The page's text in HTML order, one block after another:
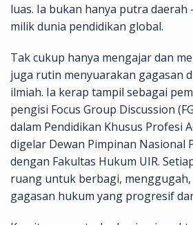
luas. Ia bukan hanya putra
milik dunia pendidikan global.
Tak cukup hanya mengajar dan
juga rutin menyuarakan gagasan
ilmiah. Ia kerap tampil sebagai
pengisi Focus Group Discussion
dalam Pendidikan Khusus Profesi
digelar Dewan Pimpinan Nasional
dengan Fakultas Hukum UIR.
ruang untuk berbagi, menggugah,
gagasan hukum yang progresif